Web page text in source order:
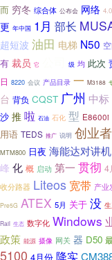
而 穷冬 综合体 公布会 网络 4.0
更 年中国 1月 部长
超短波 油田 电梯 N50
有 裁员 它 级 均 此次
日 8220 会议 产品目录 一 M3188
台 背负 CQST 广州 中标
沙 推 啦 石油 石化 型 E8600i
用语 TEDS 推广 说明 创业者
MTM800 日夜 海能达对讲机
峰 化 概 启动 第一 贯彻 4
收分路器 Liteos 宽带 产业
Pre5G ATEX 5月 关于 没
Rail 生态 数字化 Windows
政策 能源 摄像 网关 器 D50
5100 4月份 降实